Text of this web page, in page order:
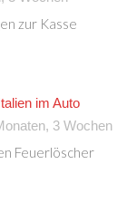
zur Kasse
im Auto
3 Wochen
Feuerlöscher